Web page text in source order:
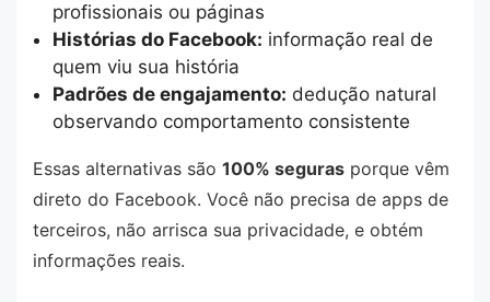
profissionais ou páginas
Histórias do Facebook: informação real de
quem viu sua história
Padrões de engajamento: dedução natural
observando comportamento consistente
Essas alternativas são 100% seguras porque vêm
direto do Facebook. Você não precisa de apps de
terceiros, não arrisca sua privacidade, e obtém
informações reais.